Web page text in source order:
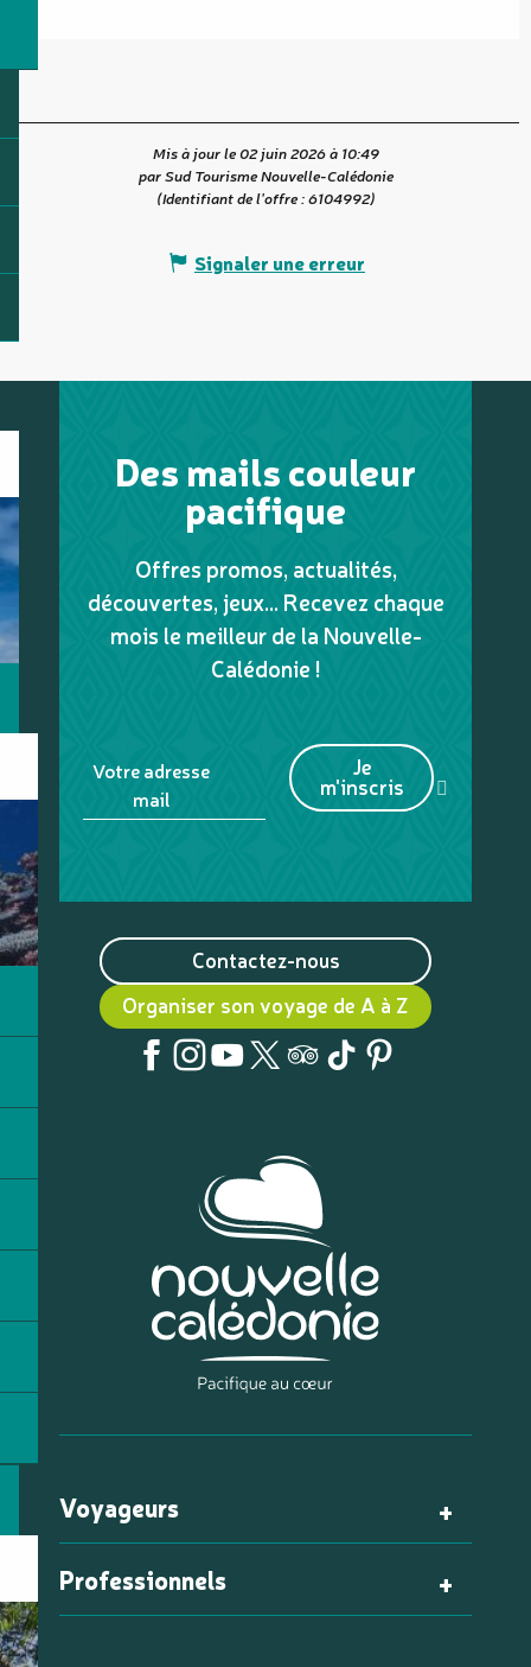
Mis à jour le 02 juin 2026 à 10:49
par Sud Tourisme Nouvelle-Calédonie
(Identifiant de l'offre :6104992)
Signaler une erreur
Des mails couleur
pacifique
Offres promos, actualités,
découvertes, jeux... Recevez chaque
mois le meilleur de la Nouvelle-
Calédonie !
Votre adresse
mail
Je
m'inscris
Contactez-nous
Organiser son voyage de A à Z
Voyageurs
Professionnels